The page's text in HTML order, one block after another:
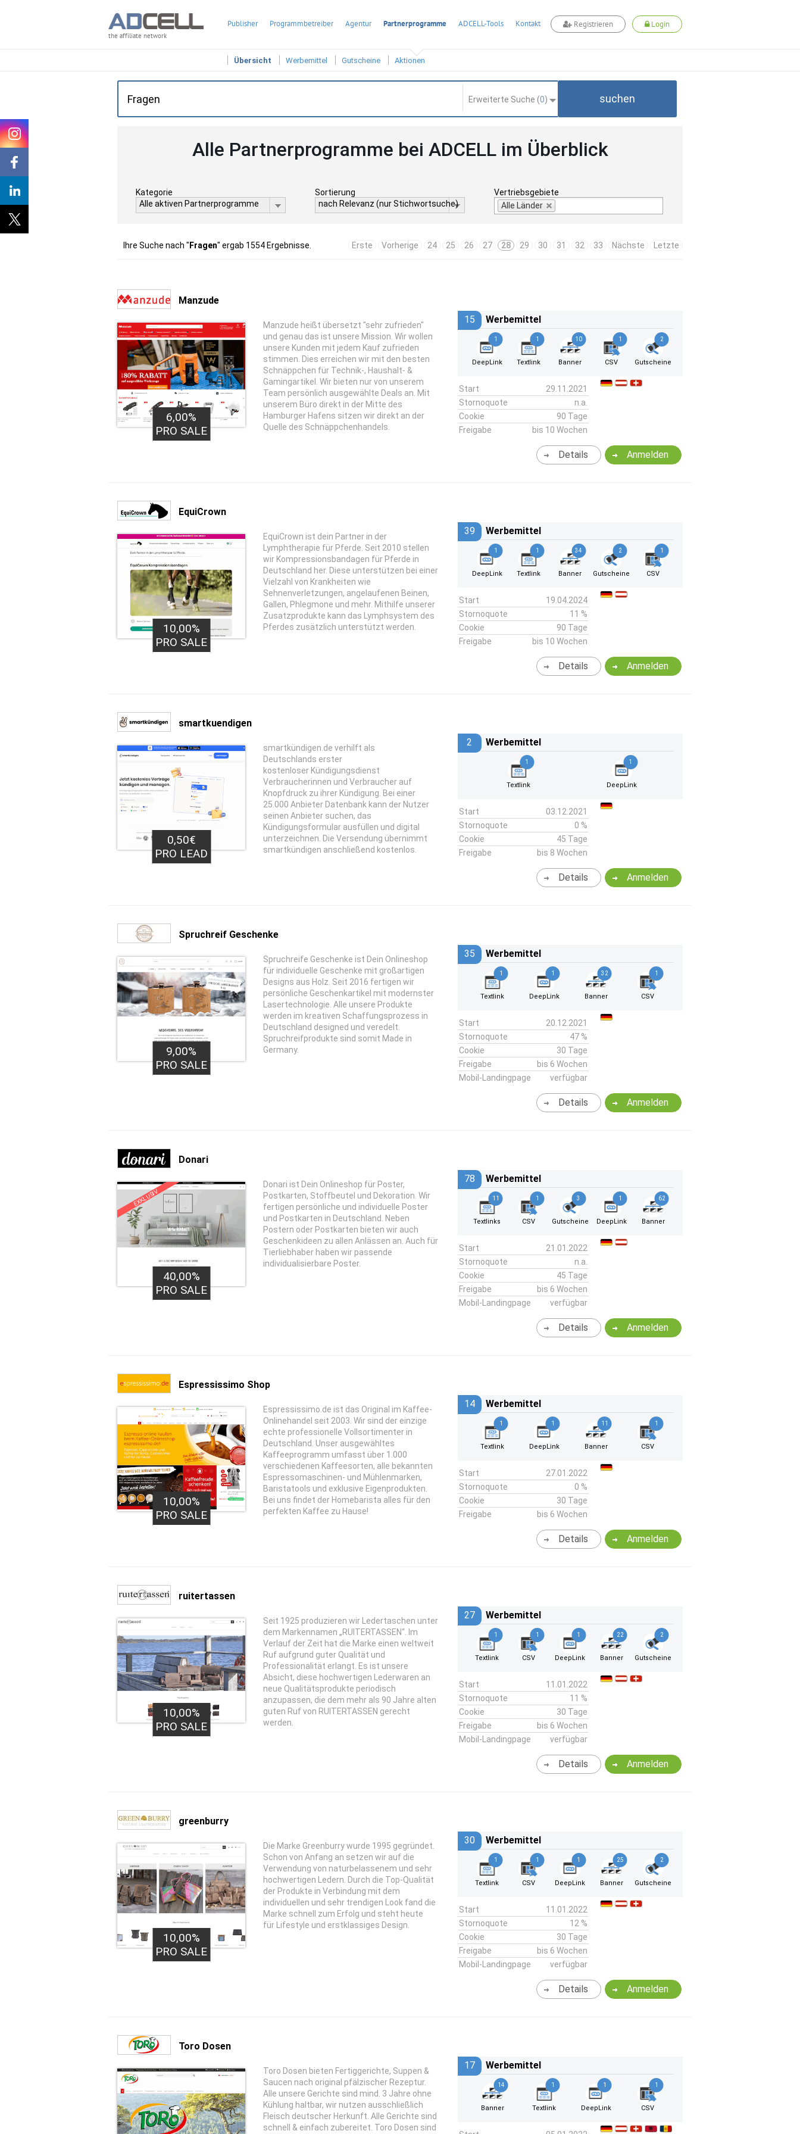
the affiliate network
Publisher Programmbetreiber Agentur Partnerprogramme ADCELL-Tools Kontakt Registrieren Login
Übersicht Werbemittel Gutscheine Aktionen
Erweiterte Suche (0) suchen
Alle Partnerprogramme bei ADCELL im Überblick
Kategorie
Alle aktiven Partnerprogramme
Sortierung
nach Relevanz (nur Stichwortsuche)
Vertriebsgebiete
Alle Länder
Ihre Suche nach " Fragen" ergab 1554 Ergebnisse. Erste Vorherige 24 25 26 27 28 29 30 31 32 33 Nächste Letzte
Manzude
6,00%
PRO SALE
Manzude heißt übersetzt "sehr zufrieden"
und genau das ist unsere Mission. Wir wollen
unsere Kunden mit jedem Kauf zufrieden
stimmen. Dies erreichen wir mit den besten
Schnäppchen für Technik-, Haushalt- &
Gamingartikel. Wir bieten nur von unserem
Team persönlich ausgewählte Deals an. Mit
unserem Büro direkt in der Mitte des
Hamburger Hafens sitzen wir direkt an der
Quelle des Schnäppchenhandels.
15 Werbemittel
1
DeepLink
1
Textlink
10
Banner
1
CSV
2
Gutscheine
Start
29.11.2021
Stornoquote
n.a.
Cookie
90 Tage
Freigabe
bis 10 Wochen
Anmelden
Details
EquiCrown
10,00%
PRO SALE
EquiCrown ist dein Partner in der
Lymphtherapie für Pferde. Seit 2010 stellen
wir Kompressionsbandagen für Pferde in
Deutschland her. Diese unterstützen bei einer
Vielzahl von Krankheiten wie
Sehnenverletzungen, angelaufenen Beinen,
Gallen, Phlegmone und mehr. Mithilfe unserer
Zusatzprodukte kann das Lymphsystem des
Pferdes zusätzlich unterstützt werden.
39 Werbemittel
1
DeepLink
1
Textlink
34
Banner
2
Gutscheine
1
CSV
Start
19.04.2024
Stornoquote
11 %
Cookie
90 Tage
Freigabe
bis 10 Wochen
Anmelden
Details
smartkuendigen
0,50€
PRO LEAD
smartkündigen.de verhilft als
Deutschlands erster
kostenloser Kündigungsdienst
Verbraucherinnen und Verbraucher auf
Knopfdruck zu ihrer Kündigung. Bei einer
25.000 Anbieter Datenbank kann der Nutzer
seinen Anbieter suchen, das
Kündigungsformular ausfüllen und digital
unterzeichnen. Die Versendung übernimmt
smartkündigen anschließend kostenlos.
2 Werbemittel
1
Textlink
1
DeepLink
Start
03.12.2021
Stornoquote
0 %
Cookie
45 Tage
Freigabe
bis 8 Wochen
Anmelden
Details
Spruchreif Geschenke
9,00%
PRO SALE
Spruchreife Geschenke ist Dein Onlineshop
für individuelle Geschenke mit großartigen
Designs aus Holz. Seit 2016 fertigen wir
persönliche Geschenkartikel mit modernster
Lasertechnologie. Alle unsere Produkte
werden im kreativen Schaffungsprozess in
Deutschland designed und veredelt.
Spruchreifprodukte sind somit Made in
Germany.
35 Werbemittel
1
Textlink
1
DeepLink
32
Banner
1
CSV
Start
20.12.2021
Stornoquote
47 %
Cookie
30 Tage
Freigabe
bis 6 Wochen
Mobil-Landingpage
verfügbar
Anmelden
Details
Donari
EXKLUSIV
40,00%
PRO SALE
Donari ist Dein Onlineshop für Poster,
Postkarten, Stoffbeutel und Dekoration. Wir
fertigen persönliche und individuelle Poster
und Postkarten in Deutschland. Neben
Postern oder Postkarten bieten wir auch
Geschenkideen zu allen Anlässen an. Auch für
Tierliebhaber haben wir passende
individualisierbare Poster.
78 Werbemittel
11
Textlinks
1
CSV
3
Gutscheine
1
DeepLink
62
Banner
Start
21.01.2022
Stornoquote
n.a.
Cookie
45 Tage
Freigabe
bis 6 Wochen
Mobil-Landingpage
verfügbar
Anmelden
Details
Espressissimo Shop
10,00%
PRO SALE
Espressissimo.de ist das Original im Kaffee-
Onlinehandel seit 2003. Wir sind der einzige
echte professionelle Vollsortimenter in
Deutschland. Unser ausgewähltes
Kaffeeprogramm umfasst über 1.000
verschiedenen Kaffeesorten, alle bekannten
Espressomaschinen- und Mühlenmarken,
Baristatools und exklusive Eigenprodukten.
Bei uns findet der Homebarista alles für den
perfekten Kaffee zu Hause!
14 Werbemittel
1
Textlink
1
DeepLink
11
Banner
1
CSV
Start
27.01.2022
Stornoquote
0 %
Cookie
30 Tage
Freigabe
bis 6 Wochen
Anmelden
Details
ruitertassen
10,00%
PRO SALE
Seit 1925 produzieren wir Ledertaschen unter
dem Markennamen „RUITERTASSEN“. Im
Verlauf der Zeit hat die Marke einen weltweit
Ruf aufgrund guter Qualität und
Professionalität erlangt. Es ist unsere
Absicht, diese hochwertigen Lederwaren an
neue Qualitätsprodukte periodisch
anzupassen, die dem mehr als 90 Jahre alten
guten Ruf von RUITERTASSEN gerecht
werden.
27 Werbemittel
1
Textlink
1
CSV
1
DeepLink
22
Banner
2
Gutscheine
Start
11.01.2022
Stornoquote
11 %
Cookie
30 Tage
Freigabe
bis 6 Wochen
Mobil-Landingpage
verfügbar
Anmelden
Details
greenburry
10,00%
PRO SALE
Die Marke Greenburry wurde 1995 gegründet.
Schon von Anfang an setzen wir auf die
Verwendung von naturbelassenem und sehr
hochwertigen Ledern. Durch die Top-Qualität
der Produkte in Verbindung mit dem
individuellen und sehr trendigen Look fand die
Marke schnell zum Erfolg und steht heute
für Lifestyle und erstklassiges Design.
30 Werbemittel
1
Textlink
1
CSV
1
DeepLink
25
Banner
2
Gutscheine
Start
11.01.2022
Stornoquote
12 %
Cookie
30 Tage
Freigabe
bis 6 Wochen
Mobil-Landingpage
verfügbar
Anmelden
Details
Toro Dosen
Toro Dosen bieten Fertiggerichte, Suppen &
Saucen nach original pfälzischer Rezeptur.
Alle unsere Gerichte sind mind. 3 Jahre ohne
Kühlung haltbar, wir nutzen ausschließlich
Fleisch deutscher Herkunft. Alle Gerichte sind
schnell & einfach zubereitet. Toro Dosen sind
17 Werbemittel
14
Banner
1
Textlink
1
DeepLink
1
CSV